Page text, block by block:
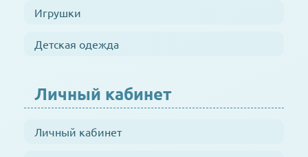
Игрушки
Детская одежда
Личный кабинет
Личный кабинет